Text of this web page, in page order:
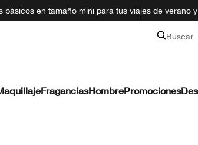
en tamaño mini para tus viajes de verano
Buscar
FraganciasHombrePromociones